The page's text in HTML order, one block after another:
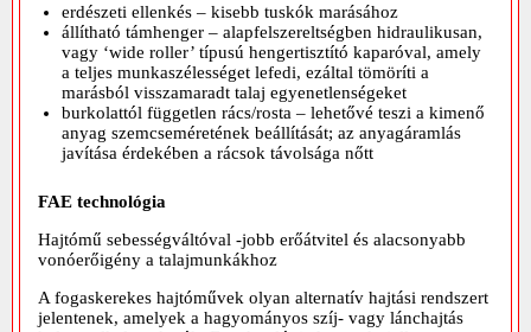
erdészeti ellenkés – kisebb tuskók marásához
állítható támhenger – alapfelszereltségben hidraulikusan,
vagy ‘wide roller’ típusú hengertisztító kaparóval, amely
a teljes munkaszélességet lefedi, ezáltal tömöríti a
marásból visszamaradt talaj egyenetlenségeket
burkolattól független rács/rosta – lehetővé teszi a kimenő
anyag szemcseméretének beállítását; az anyagáramlás
javítása érdekében a rácsok távolsága nőtt
FAE technológia
Hajtómű sebességváltóval -jobb erőátvitel és alacsonyabb
vonóerőigény a talajmunkákhoz
A fogaskerekes hajtóművek olyan alternatív hajtási rendszert
jelentenek, amelyek a hagyományos szíj- vagy lánchajtás